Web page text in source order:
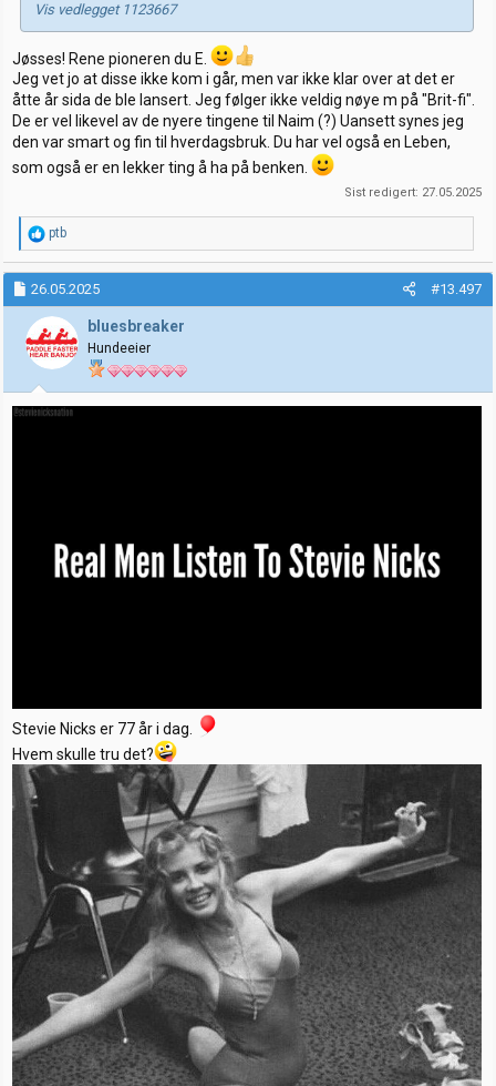
Vis vedlegget 1123667
Jøsses! Rene pioneren du E.
Jeg vet jo at disse ikke kom i går, men var ikke klar over at det er
åtte år sida de ble lansert. Jeg følger ikke veldig nøye m på "Brit-fi".
De er vel likevel av de nyere tingene til Naim (?) Uansett synes jeg
den var smart og fin til hverdagsbruk. Du har vel også en Leben,
som også er en lekker ting å ha på benken.
Sist redigert: 27.05.2025
R
e
a
k
s
j
o
n
e
r
:
ptb
26.05.2025 #13.497
bluesbreaker
Hundeeier
Stevie Nicks er 77 år i dag.
Hvem skulle tru det?